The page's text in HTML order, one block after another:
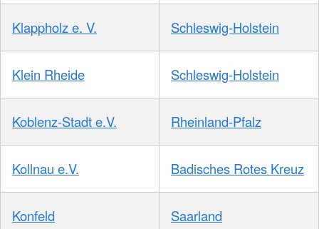
Klappholz e. V. Schleswig-Holstein
Klein Rheide Schleswig-Holstein
Koblenz-Stadt e.V. Rheinland-Pfalz
Kollnau e.V. Badisches Rotes Kreuz
Konfeld Saarland